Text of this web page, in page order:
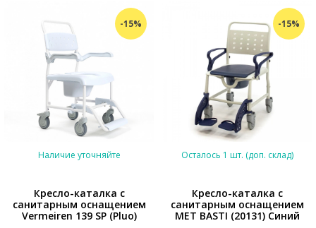
-15%
*}
Наличие уточняйте
Кресло-каталка с
санитарным оснащением
Vermeiren 139 SP (Pluo)
-15%
*}
Осталось 1 шт. (доп. склад)
Кресло-каталка с
санитарным оснащением
MET BASTI (20131) Синий